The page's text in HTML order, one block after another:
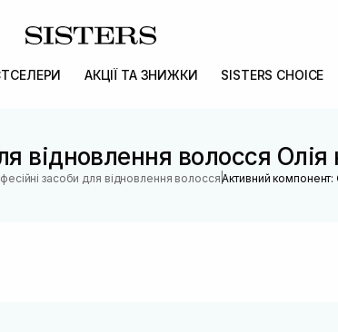
АКЦІЇ ТА ЗНИЖКИ SISTERS CHOICE
відновлення волосся Олія
засоби для відновлення волосся|Активний компонент: